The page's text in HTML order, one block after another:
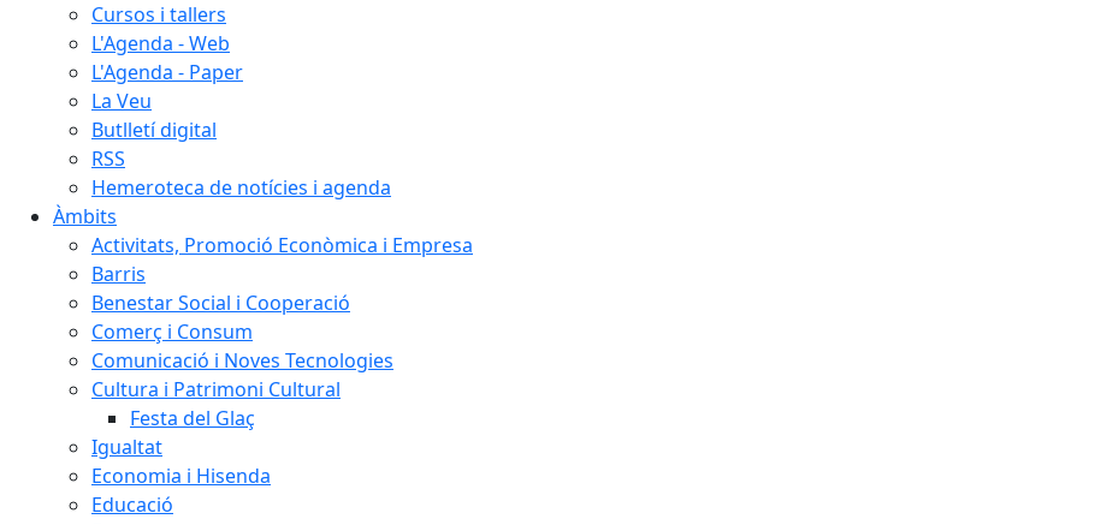
Cursos i tallers
L'Agenda - Web
L'Agenda - Paper
La Veu
Butlletí digital
RSS
Hemeroteca de notícies i agenda
Àmbits
Activitats, Promoció Econòmica i Empresa
Barris
Benestar Social i Cooperació
Comerç i Consum
Comunicació i Noves Tecnologies
Cultura i Patrimoni Cultural
Festa del Glaç
Igualtat
Economia i Hisenda
Educació